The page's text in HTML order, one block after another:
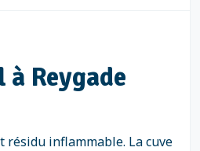
Reygade
résidu inflammable. La cuve